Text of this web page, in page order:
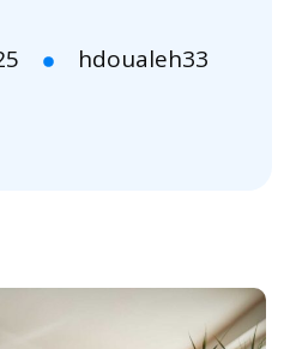
hdoualeh33